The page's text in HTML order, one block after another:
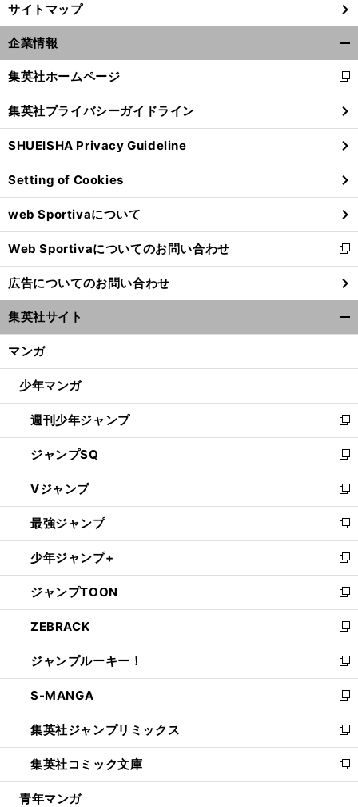
サイトマップ
企業情報
閉
る
集英社ホームページ
新
し
い
ウ
ィ
ン
ド
ウ
で
開
く
集英社プライバシーガイドライン
SHUEISHA Privacy Guideline
Setting of Cookies
web Sportivaについて
Web Sportivaについてのお問い合わせ
新
し
い
ウ
ィ
ン
ウ
開
く
広告についてのお問い合わせ
集英社サイト
マンガ
少年マンガ
週刊少年ジャンプ
新
し
い
ウ
ィ
ン
ド
ウ
で
開
く
ジャンプSQ
新
し
い
ウ
ィ
ン
ド
ウ
で
開
く
Vジャンプ
新
し
い
ウ
ィ
ン
ド
ウ
で
開
く
最強ジャンプ
新
し
い
ウ
ィ
ン
ド
ウ
で
開
く
少年ジャンプ+
新
し
い
ウ
ィ
ン
ド
ウ
で
開
く
ジャンプTOON
新
し
い
ウ
ィ
ン
ド
ウ
で
開
く
ZEBRACK
新
し
い
ウ
ィ
ン
ド
ウ
で
開
ジャンプルーキー！
新
し
い
ウ
ィ
ン
ド
ウ
S-MANGA
新
し
い
ウ
ィ
ン
集英社ジャンプリミックス
新
し
い
ウ
集英社コミック文庫
新
し
青年マンガ